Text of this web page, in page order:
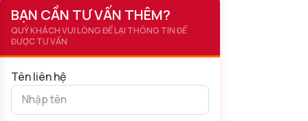
BẠN CẦN TƯ VẤN THÊM?
QUÝ KHÁCH VUI LÒNG ĐỂ LẠI THÔNG TIN ĐỂ
ĐƯỢC TƯ VẤN
Tên liên hệ